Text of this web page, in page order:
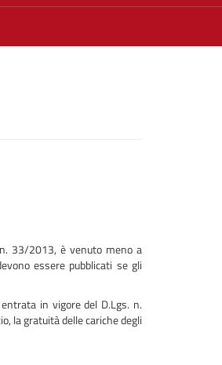
stai
33/2013, è venuto meno a
essere pubblicati se gli
in vigore del D.Lgs. n.
la gratuità delle cariche degli